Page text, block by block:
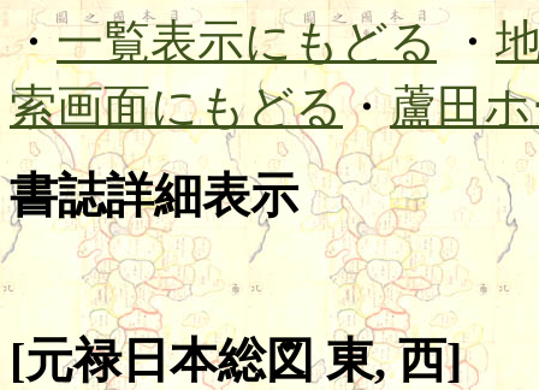
・一覧表示にもどる・
索画面にもどる・蘆田
書誌詳細表示
[元禄日本総図 東, 西]